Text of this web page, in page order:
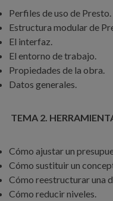
Perfiles de uso de Presto.
Estructura modular de
El interfaz.
El entorno de trabajo.
Propiedades de la obra.
Datos generales.
TEMA 2.
Cómo ajustar un
Cómo sustituir un
Cómo reestructurar una
Cómo reducir niveles.